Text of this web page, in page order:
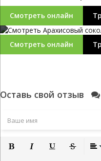
Смотреть онлайн
Смотреть онлайн
Оставь свой отзыв